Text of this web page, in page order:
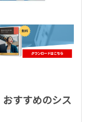
すすめのシス